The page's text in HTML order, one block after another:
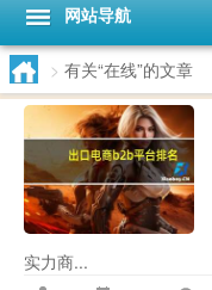
网站导航
> 有关“在线”的文章
实力商...